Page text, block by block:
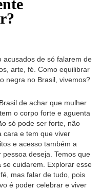
acusados de só falarem de
arte, fé. Como equilibrar
negra no Brasil, vivemos?
de achar que mulher
o corpo forte e aguenta
só pode ser forte, não
cara e tem que viver
e acesso também a
deseja. Temos que
cuidarem. Explorar esse
mas falar de tudo, pois
é poder celebrar e viver